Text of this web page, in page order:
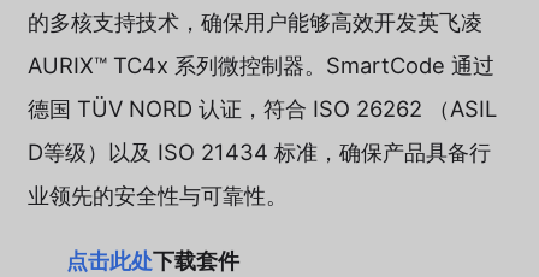
的多核支持技术，确保用户能够高效开发英飞凌
AURIX™ TC4x 系列微控制器。SmartCode 通过
德国 TÜV NORD 认证，符合 ISO 26262 （ASIL
D等级）以及 ISO 21434 标准，确保产品具备行
业领先的安全性与可靠性。
点击此处下载套件